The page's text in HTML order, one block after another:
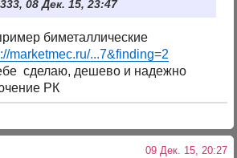
08 Дек. 15, 23:47
биметаллические
marketmec.ru/...7&finding=2
сделаю, дешево и надежно
09 Дек. 15, 20:27